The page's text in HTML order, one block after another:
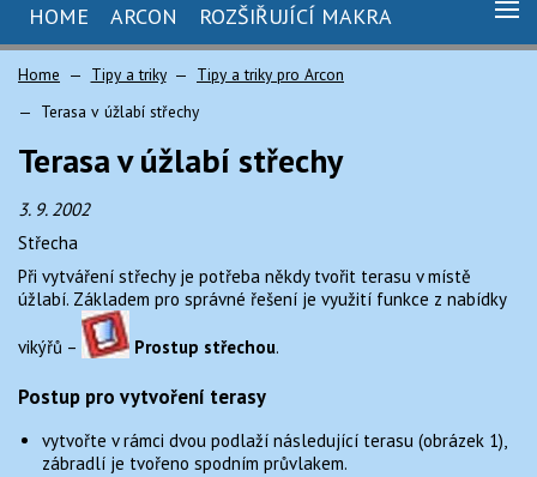
HOME ARCON
ARCON 26
ARCON 26 - STUDENTSKÁ VERZE
ARCON 26 - TRIAL
ROZŠIŘUJÍCÍ MAKRA
KUCHYŇ 4.5 PRO ARCON
CABINET 2.2 PRO ARCON
MONUMENTO 1.2 PRO ARCON
GALERIE
TIPY A TRIKY
KONTAKT
Home Tipy a triky
Tipy a triky pro Arcon
Terasa v úžlabí střechy
Terasa v úžlabí střechy
3. 9. 2002
Střecha
Při vytváření střechy je potřeba někdy tvořit terasu v místě
úžlabí. Základem pro správné řešení je využití funkce z nabídky
vikýřů – Prostup střechou.
Postup pro vytvoření terasy
vytvořte v rámci dvou podlaží následující terasu (obrázek 1),
zábradlí je tvořeno spodním průvlakem.